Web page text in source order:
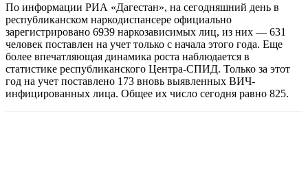
По информации РИА «Дагестан», на сегодняшний день в
республиканском наркодиспансере официально
зарегистрировано 6939 наркозависимых лиц, из них — 631
человек поставлен на учет только с начала этого года. Еще
более впечатляющая динамика роста наблюдается в
статистике республиканского Центра-СПИД. Только за этот
год на учет поставлено 173 вновь выявленных ВИЧ-
инфицированных лица. Общее их число сегодня равно 825.